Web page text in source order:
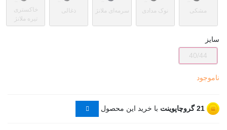
مشکی نوک مدادی سرمه‌ای ملانژ ذغالی
خاکستری
تیره ملانژ
سایز
40/44
ناموجود
21گروچاپوینت با خرید این محصول